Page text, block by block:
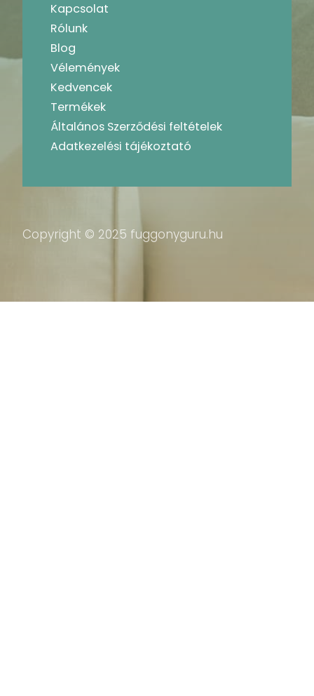
Kapcsolat
Rólunk
Blog
Vélemények
Kedvencek
Termékek
Általános Szerződési feltételek
Adatkezelési tájékoztató
Copyright © 2025 fuggonyguru.hu